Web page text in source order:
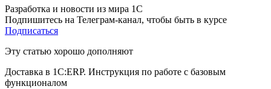
Разработка и новости из мира 1С
Подпишитесь на Телеграм-канал, чтобы быть в курсе
Подписаться
Эту статью хорошо дополняют
Доставка в 1С:ERP. Инструкция по работе с базовым
функционалом